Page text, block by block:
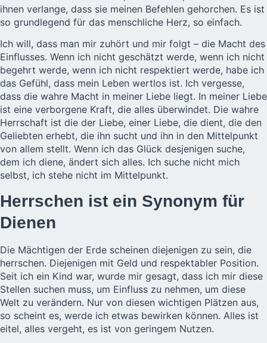
ihnen verlange, dass sie meinen Befehlen gehorchen. Es ist
so grundlegend für das menschliche Herz, so einfach.
Ich will, dass man mir zuhört und mir folgt – die Macht des
Einflusses. Wenn ich nicht geschätzt werde, wenn ich nicht
begehrt werde, wenn ich nicht respektiert werde, habe ich
das Gefühl, dass mein Leben wertlos ist. Ich vergesse,
dass die wahre Macht in meiner Liebe liegt. In meiner Liebe
ist eine verborgene Kraft, die alles überwindet. Die wahre
Herrschaft ist die der Liebe, einer Liebe, die dient, die den
Geliebten erhebt, die ihn sucht und ihn in den Mittelpunkt
von allem stellt. Wenn ich das Glück desjenigen suche,
dem ich diene, ändert sich alles. Ich suche nicht mich
selbst, ich stehe nicht im Mittelpunkt.
Herrschen ist ein Synonym für
Dienen
Die Mächtigen der Erde scheinen diejenigen zu sein, die
herrschen. Diejenigen mit Geld und respektabler Position.
Seit ich ein Kind war, wurde mir gesagt, dass ich mir diese
Stellen suchen muss, um Einfluss zu nehmen, um diese
Welt zu verändern. Nur von diesen wichtigen Plätzen aus,
so scheint es, werde ich etwas bewirken können. Alles ist
eitel, alles vergeht, es ist von geringem Nutzen.